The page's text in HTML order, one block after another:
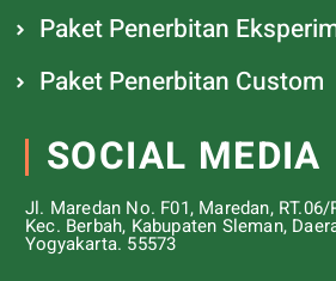
Paket Penerbitan
Paket Penerbitan Custom
SOCIAL MEDIA
Jl. Maredan No. F01, Maredan,
Kec. Berbah, Kabupaten Sleman,
Yogyakarta. 55573